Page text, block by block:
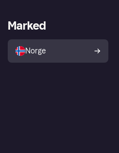
Marked
Norge